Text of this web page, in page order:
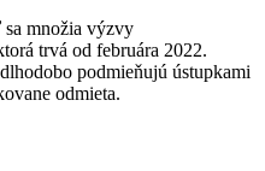
sa množia výzvy
trvá od februára 2022.
podmieňujú ústupkami
odmieta.